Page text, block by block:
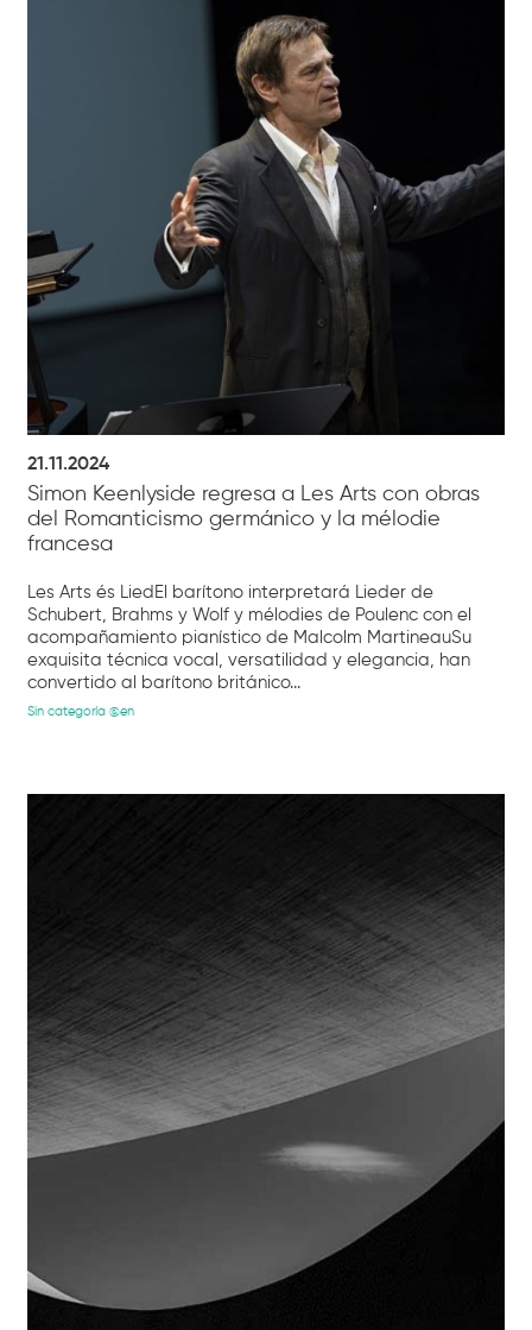
21.11.2024
Simon Keenlyside regresa a Les Arts con obras
del Romanticismo germánico y la mélodie
francesa
Les Arts és LiedEl barítono interpretará Lieder de
Schubert, Brahms y Wolf y mélodies de Poulenc con el
acompañamiento pianístico de Malcolm MartineauSu
exquisita técnica vocal, versatilidad y elegancia, han
convertido al barítono británico...
Sin categoría @en